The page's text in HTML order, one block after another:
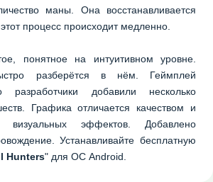
маны. Она восстанавливается
процесс происходит медленно.
понятное на интуитивном уровне.
разберётся в нём. Геймплей
разработчики добавили несколько
Графика отличается качеством и
визуальных эффектов. Добавлено
Устанавливайте бесплатную
Hunters" для ОС Android.